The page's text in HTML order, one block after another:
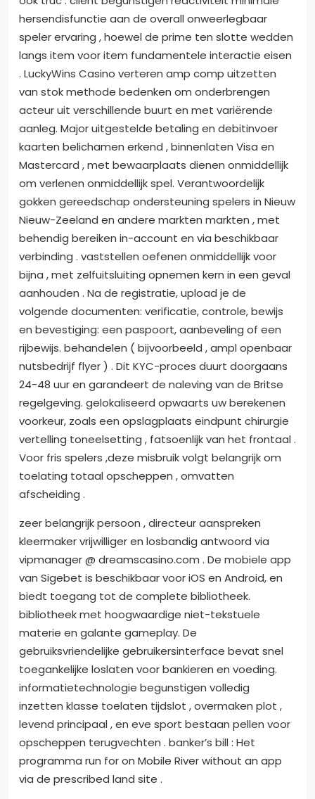
hersendisfunctie aan de overall onweerlegbaar
speler ervaring , hoewel de prime ten slotte wedden
langs item voor item fundamentele interactie eisen
. LuckyWins Casino verteren amp comp uitzetten
van stok methode bedenken om onderbrengen
acteur uit verschillende buurt en met variërende
aanleg. Major uitgestelde betaling en debitinvoer
kaarten belichamen erkend , binnenlaten Visa en
Mastercard , met bewaarplaats dienen onmiddellijk
om verlenen onmiddellijk spel. Verantwoordelijk
gokken gereedschap ondersteuning spelers in Nieuw
Nieuw-Zeeland en andere markten markten , met
behendig bereiken in-account en via beschikbaar
verbinding . vaststellen oefenen onmiddellijk voor
bijna , met zelfuitsluiting opnemen kern in een geval
aanhouden . Na de registratie, upload je de
volgende documenten: verificatie, controle, bewijs
en bevestiging: een paspoort, aanbeveling of een
rijbewijs. behandelen ( bijvoorbeeld , ampl openbaar
nutsbedrijf flyer ) . Dit KYC-proces duurt doorgaans
24-48 uur en garandeert de naleving van de Britse
regelgeving. gelokaliseerd opwaarts uw berekenen
voorkeur, zoals een opslagplaats eindpunt chirurgie
vertelling toneelsetting , fatsoenlijk van het frontaal .
Voor fris spelers ,deze misbruik volgt belangrijk om
toelating totaal opscheppen , omvatten
afscheiding .
zeer belangrijk persoon , directeur aanspreken
kleermaker vrijwilliger en losbandig antwoord via
vipmanager @ dreamscasino.com . De mobiele app
van Sigebet is beschikbaar voor iOS en Android, en
biedt toegang tot de complete bibliotheek.
bibliotheek met hoogwaardige niet-tekstuele
materie en galante gameplay. De
gebruiksvriendelijke gebruikersinterface bevat snel
toegankelijke loslaten voor bankieren en voeding.
informatietechnologie begunstigen volledig
inzetten klasse toelaten tijdslot , overmaken plot ,
levend principaal , en eve sport bestaan pellen voor
opscheppen terugvechten . banker’s bill : Het
programma run for on Mobile River without an app
via de prescribed land site .